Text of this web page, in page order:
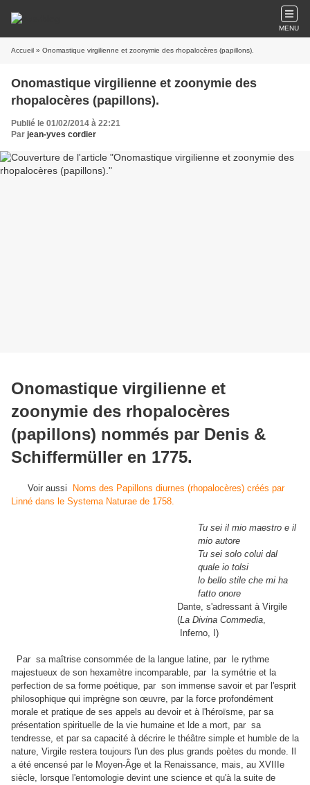
MENU
Accueil » Onomastique virgilienne et zoonymie des rhopalocères (papillons).
Onomastique virgilienne et zoonymie des
rhopalocères (papillons).
Publié le 01/02/2014 à 22:21
Par jean-yves cordier
Onomastique virgilienne et
zoonymie des rhopalocères
(papillons) nommés par Denis &
Schiffermüller en 1775.
Voir aussi
Noms des Papillons diurnes (rhopalocères) créés par
Linné dans le Systema Naturae de 1758.
Tu sei il mio maestro e il
mio autore
Tu sei solo colui dal
quale io tolsi
lo bello stile che mi ha
fatto onore
Dante, s'adressant à Virgile
(La Divina Commedia,
Inferno, I)
Par sa maîtrise consommée de la langue latine, par le rythme
majestueux de son hexamètre incomparable, par la symétrie et la
perfection de sa forme poétique, par son immense savoir et par l'esprit
philosophique qui imprègne son œuvre, par la force profondément
morale et pratique de ses appels au devoir et à l'héroïsme, par sa
présentation spirituelle de la vie humaine et lde a mort, par sa
tendresse, et par sa capacité à décrire le théâtre simple et humble de la
nature, Virgile restera toujours l'un des plus grands poètes du monde. Il
a été encensé par le Moyen-Âge et la Renaissance, mais, au XVIIIe
siècle, lorsque l'entomologie devint une science et qu'à la suite de